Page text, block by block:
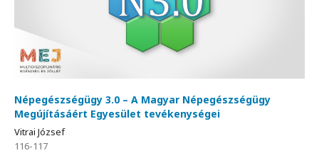
Népegészségügy 3.0 – A Magyar Népegészségügy
Megújításáért Egyesület tevékenységei
Vitrai József
116-117